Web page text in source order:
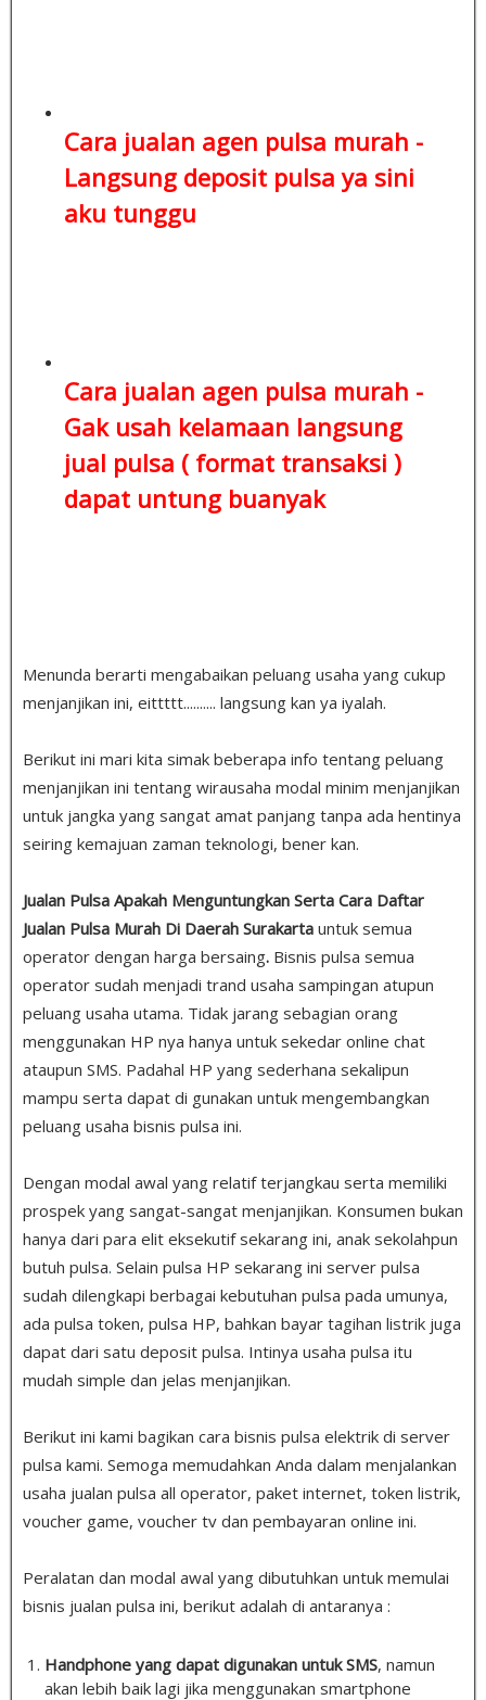
Cara jualan agen pulsa murah -
Langsung deposit pulsa ya sini
aku tunggu
Cara jualan agen pulsa murah -
Gak usah kelamaan langsung
jual pulsa ( format transaksi )
dapat untung buanyak
Menunda berarti mengabaikan peluang usaha yang cukup
menjanjikan ini, eittttt.......... langsung kan ya iyalah.
Berikut ini mari kita simak beberapa info tentang peluang
menjanjikan ini tentang wirausaha modal minim menjanjikan
untuk jangka yang sangat amat panjang tanpa ada hentinya
seiring kemajuan zaman teknologi, bener kan.
Jualan Pulsa Apakah Menguntungkan Serta Cara Daftar
Jualan Pulsa Murah Di Daerah Surakarta untuk semua
operator dengan harga bersaing. Bisnis pulsa semua
operator sudah menjadi trand usaha sampingan atupun
peluang usaha utama. Tidak jarang sebagian orang
menggunakan HP nya hanya untuk sekedar online chat
ataupun SMS. Padahal HP yang sederhana sekalipun
mampu serta dapat di gunakan untuk mengembangkan
peluang usaha bisnis pulsa ini.
Dengan modal awal yang relatif terjangkau serta memiliki
prospek yang sangat-sangat menjanjikan. Konsumen bukan
hanya dari para elit eksekutif sekarang ini, anak sekolahpun
butuh pulsa. Selain pulsa HP sekarang ini server pulsa
sudah dilengkapi berbagai kebutuhan pulsa pada umunya,
ada pulsa token, pulsa HP, bahkan bayar tagihan listrik juga
dapat dari satu deposit pulsa. Intinya usaha pulsa itu
mudah simple dan jelas menjanjikan.
Berikut ini kami bagikan cara bisnis pulsa elektrik di server
pulsa kami. Semoga memudahkan Anda dalam menjalankan
usaha jualan pulsa all operator, paket internet, token listrik,
voucher game, voucher tv dan pembayaran online ini.
Peralatan dan modal awal yang dibutuhkan untuk memulai
bisnis jualan pulsa ini, berikut adalah di antaranya :
Handphone yang dapat digunakan untuk SMS, namun
akan lebih baik lagi jika menggunakan smartphone